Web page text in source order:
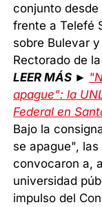
conjunto desde
frente a Telefé
sobre Bulevar
Rectorado de
LEER MÁS ►
apague": la
Federal en
Bajo la
se apague",
convocaron a,
universidad
impulso del